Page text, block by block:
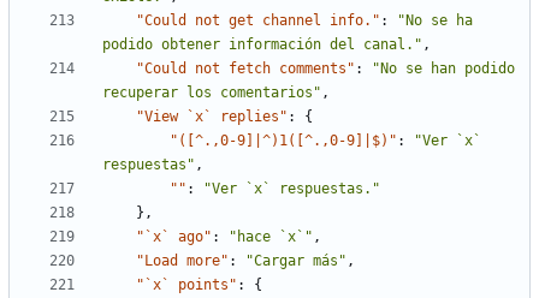
"Could not get channel info." :
"No se ha
podido obtener información del canal." ,
"Could not fetch comments" :
"No se han podido
recuperar los comentarios" ,
"View `x` replies" :
{
"([^.,0-9]|^)1([^.,0-9]|$)" :
"Ver `x`
respuestas" ,
"" :
"Ver `x` respuestas."
} ,
"`x` ago" : "hace `x`" ,
"Load more" : "Cargar más" ,
"`x` points" :
{